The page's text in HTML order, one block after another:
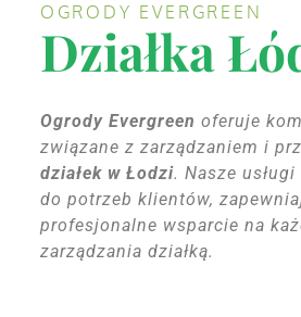
OGRODY EVERGREEN
Działka
Ogrody Evergreen oferuje
związane z zarządzaniem i
działek w Łodzi. Nasze
do potrzeb klientów,
profesjonalne wsparcie na
zarządzania działką.